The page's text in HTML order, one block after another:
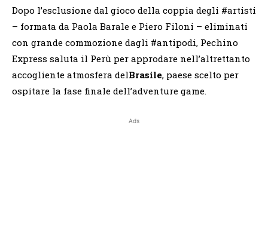
Dopo l’esclusione dal gioco della coppia degli #artisti
– formata da Paola Barale e Piero Filoni – eliminati
con grande commozione dagli #antipodi, Pechino
Express saluta il Perù per approdare nell’altrettanto
accogliente atmosfera delBrasile, paese scelto per
ospitare la fase finale dell’adventure game.
Ads